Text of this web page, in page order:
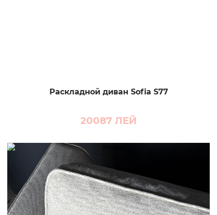
Раскладной диван Sofia S77
20087 ЛЕЙ